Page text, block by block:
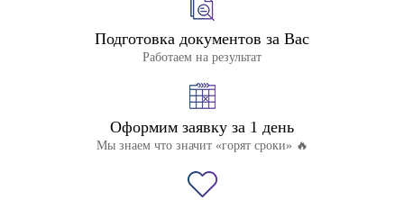
Подготовка документов за Вас
Работаем на результат
Оформим заявку за 1 день
Мы знаем что значит «горят сроки» 🔥